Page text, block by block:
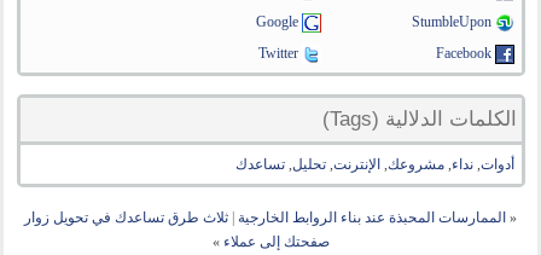
StumbleUpon
Google
Facebook
Twitter
الكلمات الدلالية (Tags)
أدوات,نداء,مشروعك, الإنترنت,تحليل,تساعدك
« الممارسات المحبذة عند بناء الروابط الخارجية
ثلاث طرق تساعدك في تحويل زوار
صفحتك إلى عملاء »